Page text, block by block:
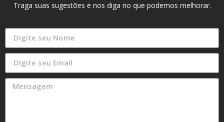
Traga suas sugestões e nos diga no que podemos melhorar.